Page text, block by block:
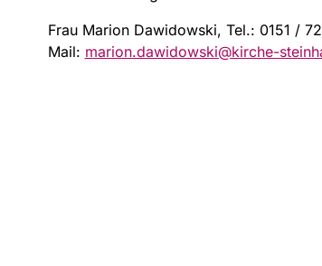
Frau Marion Dawidowski, Tel.: 0151 /
Mail: marion.dawidowski@kirche-